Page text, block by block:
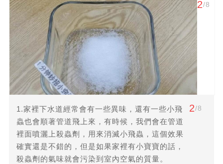
2/8
1.家裡下水道經常會有一些異味，還有一些小飛
蟲也會順著管道飛上來，有時候，我們會在管道
裡面噴灑上殺蟲劑，用來消滅小飛蟲，這個效果
確實還是不錯的，但是如果家裡有小寶寶的話，
殺蟲劑的氣味就會污染到室內空氣的質量。
2/8